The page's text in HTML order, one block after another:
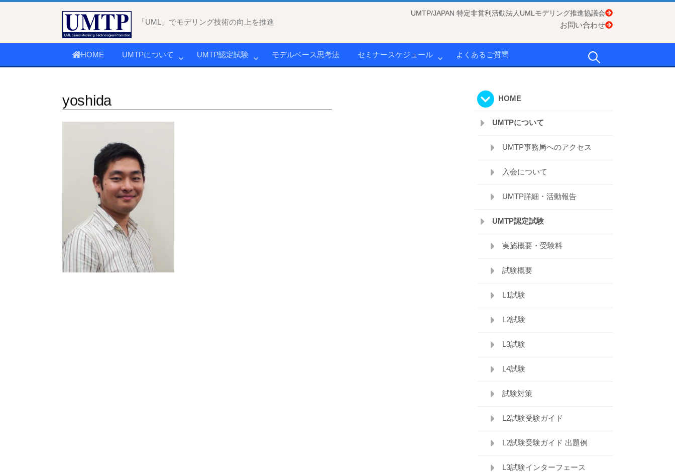
「UML」でモデリング技術の向上を推進
UMTP/JAPAN 特定非営利活動法人UMLモデリング推進協議会
お問い合わせ
HOME UMTPについて UMTP認定試験 モデルベース思考法 セミナースケジュール よくあるご質問 検
yoshida HOME
UMTPについて
UMTP事務局へのアクセス
入会について
UMTP詳細・活動報告
UMTP認定試験
実施概要・受験料
試験概要
L1試験
L2試験
L3試験
L4試験
試験対策
L2試験受験ガイド
L2試験受験ガイド 出題例
L3試験インターフェース